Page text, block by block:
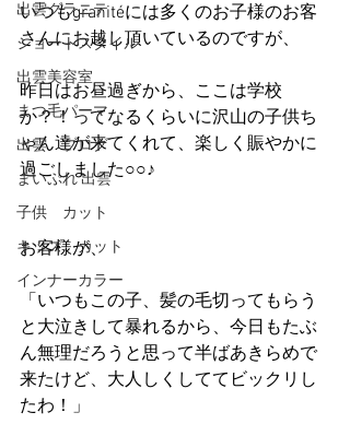
出雲グラニテ
ショートスタイル
出雲美容室
まつ毛パーマ
出雲 ブログ
まいぷれ 出雲
子供 カット
キッズ カット
インナーカラー
いつもgranitéには多くのお子様のお客
さんにお越し頂いているのですが、
昨日はお昼過ぎから、ここは学校
か？！ってなるくらいに沢山の子供ち
ゃん達が来てくれて、楽しく賑やかに
過ごしました○○♪
お客様が、
「いつもこの子、髪の毛切ってもらう
と大泣きして暴れるから、今日もたぶ
ん無理だろうと思って半ばあきらめで
来たけど、大人しくしててビックリし
たわ！」